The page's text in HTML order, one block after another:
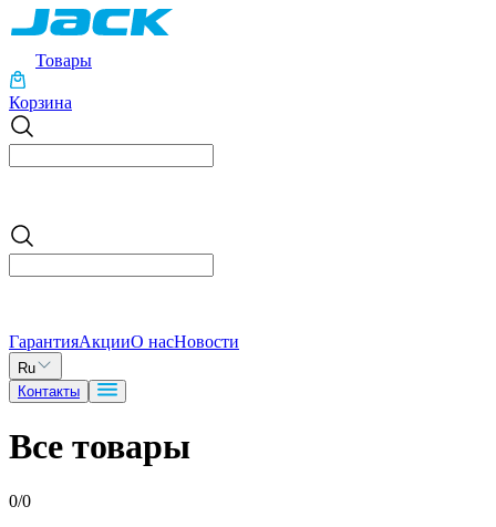
Товары
Корзина
ГарантияАкцииО насНовости
Ru
Контакты
Все товары
0/0